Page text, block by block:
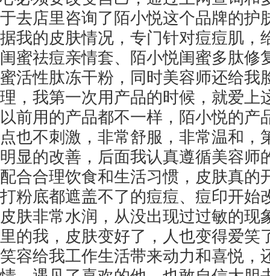
于去店里咨询了陌小悦这个品牌的护
据我的皮肤情况，专门针对痘痘肌，
闺蜜祛痘亲情套、陌小悦闺蜜多肽修
蜜活性肽冻干粉，同时美容师还给我
理，我第一次用产品的时候，就爱上
以前用的产品都不一样，陌小悦的产
点也不刺激，非常舒服，非常温和，
明显的改善，后面我认真遵循美容师
配合合理饮食和生活习惯，皮肤真的
打粉底都遮盖不了的痘痘、痘印开始
皮肤非常水润，从没出现过过敏的现
里的我，皮肤变好了，人也变得爱笑
笑容给我工作生活带来动力和喜悦，